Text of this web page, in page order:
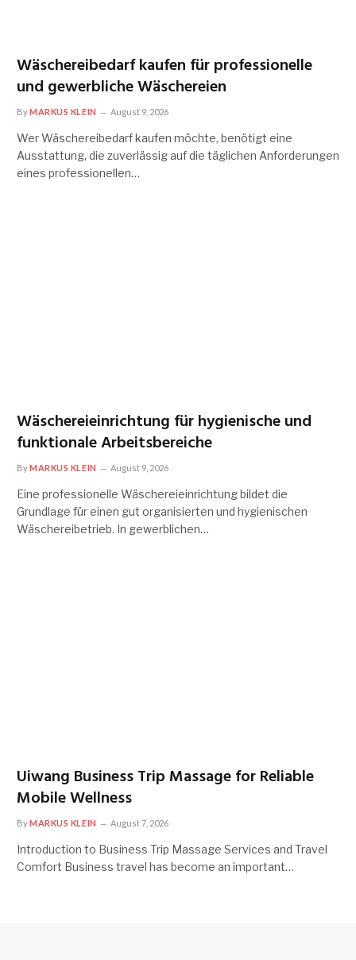
Wäschereibedarf kaufen für professionelle
und gewerbliche Wäschereien
ByMARKUS KLEIN August 9, 2026
Wer Wäschereibedarf kaufen möchte, benötigt eine
Ausstattung, die zuverlässig auf die täglichen Anforderungen
eines professionellen…
Wäschereieinrichtung für hygienische und
funktionale Arbeitsbereiche
ByMARKUS KLEIN August 9, 2026
Eine professionelle Wäschereieinrichtung bildet die
Grundlage für einen gut organisierten und hygienischen
Wäschereibetrieb. In gewerblichen…
Uiwang Business Trip Massage for Reliable
Mobile Wellness
ByMARKUS KLEIN August 7, 2026
Introduction to Business Trip Massage Services and Travel
Comfort Business travel has become an important…